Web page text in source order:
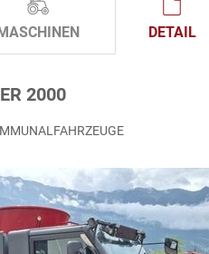
DETAIL
2000